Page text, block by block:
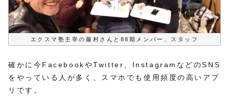
エクスマ塾主宰の藤村さんと88期メンバー、スタッフ
確かに今FacebookやTwitter、InstagramなどのSNS
をやっている人が多く、スマホでも使用頻度の高いアプ
リです。